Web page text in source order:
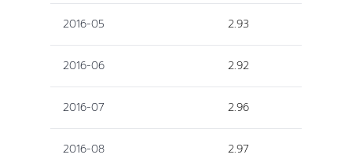
2016-05 2.93
2016-06 2.92
2016-07 2.96
2016-08 2.97